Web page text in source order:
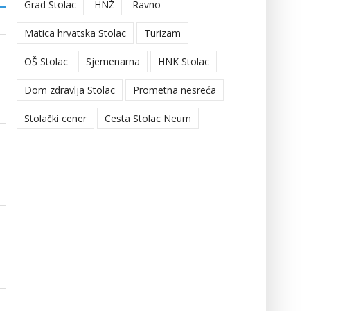
Grad Stolac HNŽ Ravno
Matica hrvatska Stolac Turizam
OŠ Stolac Sjemenarna HNK Stolac
Dom zdravlja Stolac Prometna nesreća
Stolački cener Cesta Stolac Neum